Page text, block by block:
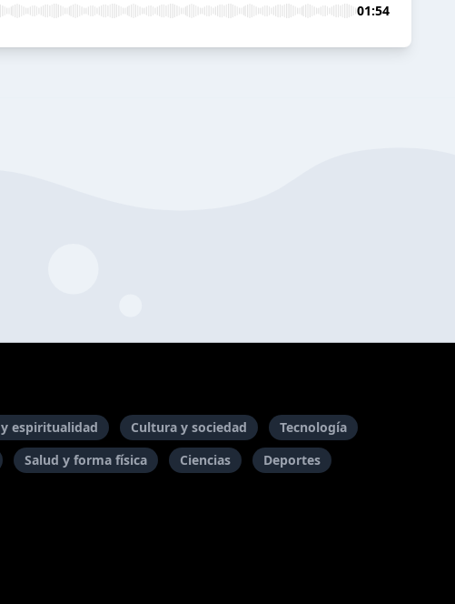
01:54
espiritualidad Cultura y sociedad
Tecnología
Salud y forma física Ciencias Deportes